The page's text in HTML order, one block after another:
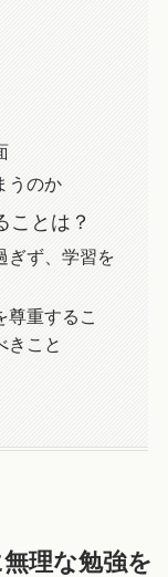
うのか
ことは？
ぎず、学習を
尊重するこ
きこと
理な勉強を